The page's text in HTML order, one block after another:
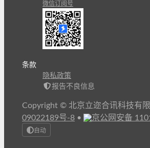
微信订阅号
条款
隐私政策
报告不良信息
Copyright © 北京立迩合讯科技有限
09022189号-8 • 京公网安备
自动